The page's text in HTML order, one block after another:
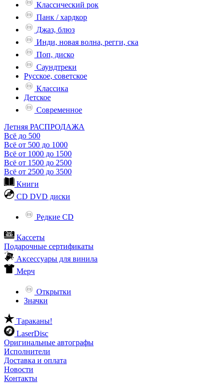
Классический рок
Панк / хардкор
Джаз, блюз
Инди, новая волна, регги, ска
Поп, диско
Саундтреки
Русское, советское
Классика
Детское
Современное
Летняя РАСПРОДАЖА
Всё до 500
Всё от 500 до 1000
Всё от 1000 до 1500
Всё от 1500 до 2500
Всё от 2500 до 3500
Книги
CD DVD диски
Редкие CD
Кассеты
Подарочные сертификаты
Аксессуары для винила
Мерч
Открытки
Значки
Тараканы!
LaserDisc
Оригинальные автографы
Исполнители
Доставка и оплата
Новости
Контакты